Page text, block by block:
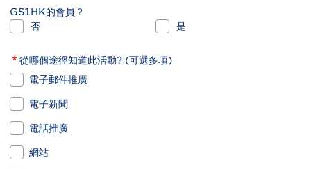
GS1HK的會員？
否
是
從哪個途徑知道此活動? (可選多項)
電子郵件推廣
電子新聞
電話推廣
網站